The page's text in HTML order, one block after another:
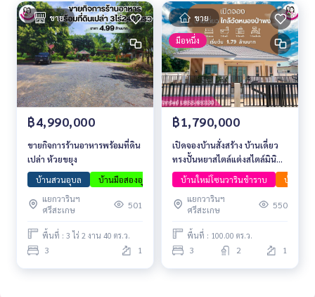
ขาย
฿4,990,000
ขายกิจการร้านอาหารพร้อมที่ดิน
เปล่า ห้วยขยุง
บ้านสวนอุบล
บ้านมือสองอุบล อสังหาน่าลงทุน
บ้านเนื้อที่เยอะ
แยกวารินฯ
ศรีสะเกษ
501
พื้นที่ : 3 ไร่ 2 งาน 40 ตร.ว.
3 1
ขาย
มือหนึ่ง
฿1,790,000
เปิดจองบ้านสั่งสร้าง บ้านเดี่ยว
ทรงปั้นหยาสไตล์แต่งสไตล์มินิ
มอล ใกล้วัดหนองป่าพง
บ้านใหม่โซนวารินชำราบ
บ้านมือ1
แยกวารินฯ
ศรีสะเกษ
550
พื้นที่ : 100.00 ตร.ว.
3 2 1